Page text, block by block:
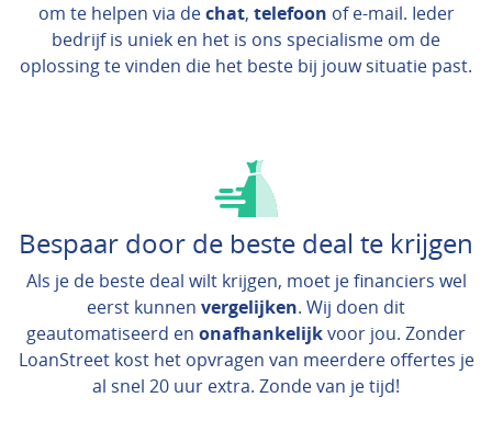
om te helpen via dechat, telefoon of e-mail. Ieder
bedrijf is uniek en het is ons specialisme om de
oplossing te vinden die het beste bij jouw situatie past.
Bespaar door de beste deal te krijgen
Als je de beste deal wilt krijgen, moet je financiers wel
eerst kunnen vergelijken. Wij doen dit
geautomatiseerd en onafhankelijkvoor jou. Zonder
LoanStreet kost het opvragen van meerdere offertes je
al snel 20 uur extra. Zonde van je tijd!